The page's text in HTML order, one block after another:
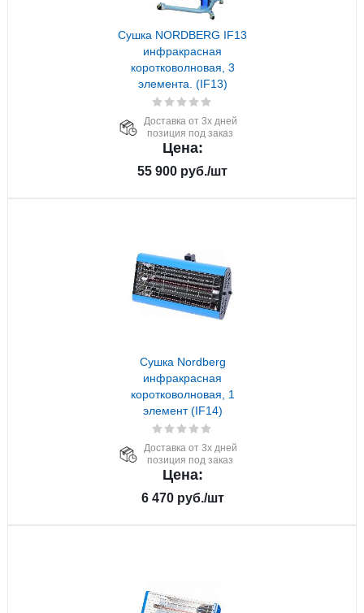
Сушка NORDBERG IF13
инфракрасная
коротковолновая, 3
элемента. (IF13)
Доставка от 3х дней
позиция под заказ
Цена:
55 900 руб./шт
Сушка Nordberg
инфракрасная
коротковолновая, 1
элемент (IF14)
Доставка от 3х дней
позиция под заказ
Цена:
6 470руб./шт